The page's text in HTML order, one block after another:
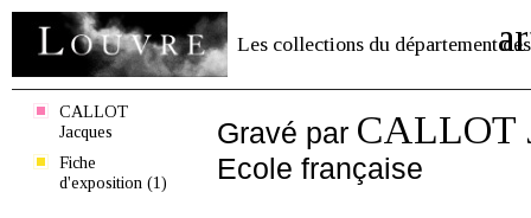
Les collections du département des
CALLOT
Jacques
Fiche
d'exposition (1)
Gravé par CALLOT
Ecole française